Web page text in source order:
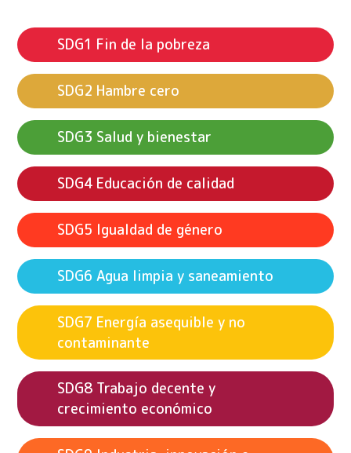
Fin de la pobreza
Hambre cero
Salud y bienestar
Educación de calidad
Igualdad de género
Agua limpia y saneamiento
Energía asequible y no
contaminante
Trabajo decente y
crecimiento económico